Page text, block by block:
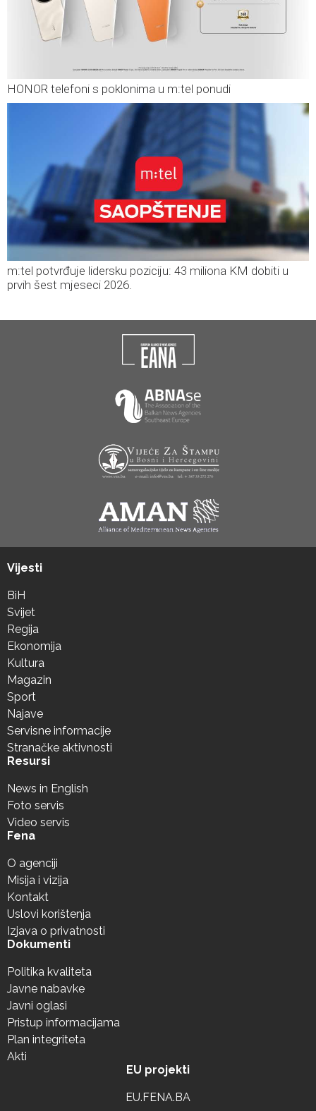
HONOR telefoni s poklonima u m:tel ponudi
m:tel potvrđuje lidersku poziciju: 43 miliona KM dobiti u
prvih šest mjeseci 2026.
Vijesti
BiH
Svijet
Regija
Ekonomija
Kultura
Magazin
Sport
Najave
Servisne informacije
Stranačke aktivnosti
Resursi
News in English
Foto servis
Video servis
Fena
O agenciji
Misija i vizija
Kontakt
Uslovi korištenja
Izjava o privatnosti
Dokumenti
Politika kvaliteta
Javne nabavke
Javni oglasi
Pristup informacijama
Plan integriteta
Akti
EU projekti
EU.FENA.BA